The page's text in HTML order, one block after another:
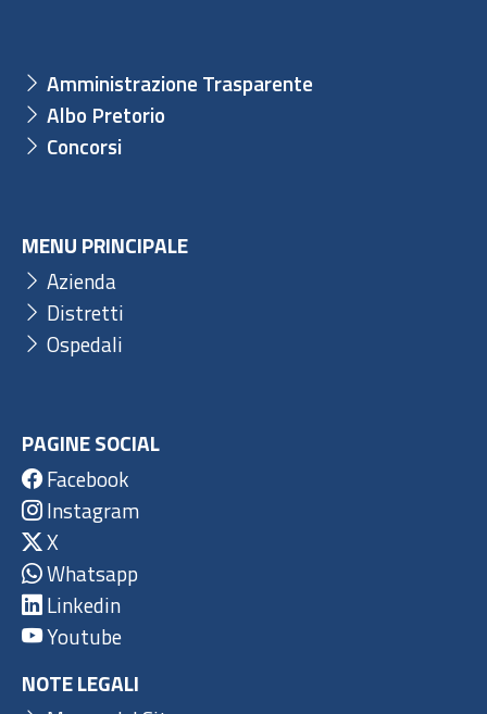
Amministrazione Trasparente
Albo Pretorio
Concorsi
MENU PRINCIPALE
Azienda
Distretti
Ospedali
PAGINE SOCIAL
Facebook
Instagram
X
Whatsapp
Linkedin
Youtube
NOTE LEGALI